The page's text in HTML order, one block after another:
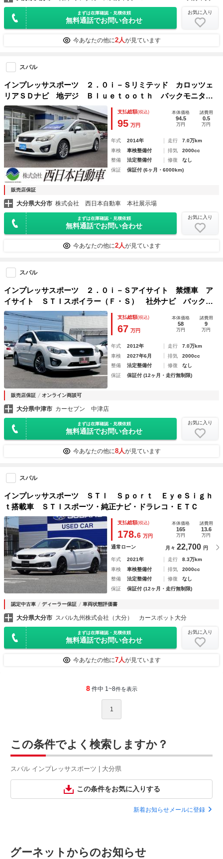
まずは在庫確認・見積依頼
無料通話でお問い合わせ
お気に入り
今あなたの他に2人が見ています
スバル
インプレッサスポーツ ２．０ｉ－Ｓリミテッド カロッツェ
リアＳＤナビ 地デジ Ｂｌｕｅｔｏｏｔｈ バックモニタ
ー 革巻きハンドル クルーズコントロール パドルシフト
前席パワーシート アイドリングストップ ＨＩＤ ＥＴＣ
純正１７ＡＷ
支払総額(税込)
95 万円
本体価格
94.5
万円
諸費用
0.5
万円
年式 2014年 走行
7.0万km
車検
車検整備付 排気
2000cc
整備
法定整備付 修復
なし
保証
保証付 (6ヶ月・6000km)
販売店保証
大分県大分市 株式会社 西日本自動車 本社展示場
まずは在庫確認・見積依頼
無料通話でお問い合わせ
お気に入り
今あなたの他に2人が見ています
スバル
インプレッサスポーツ ２．０ｉ－Ｓアイサイト 禁煙車 ア
イサイト ＳＴＩスポイラー（Ｆ・Ｓ） 社外ナビ バックカ
メラ Ｂｌｕｅｔｏｏｔｈ パドルシフト フォグランプ レ
ーダークルーズコントロール ＥＴＣ パワーシート １７イ
ンチ純正ホイール
支払総額(税込)
67 万円
本体価格
58
万円
諸費用
9
万円
年式 2012年 走行
7.0万km
車検
2027年6月 排気
2000cc
整備
法定整備付 修復
なし
保証
保証付 (12ヶ月・走行無制限)
販売店保証 オンライン商談可
大分県中津市 カーセブン 中津店
まずは在庫確認・見積依頼
無料通話でお問い合わせ
お気に入り
今あなたの他に8人が見ています
スバル
インプレッサスポーツ ＳＴＩ Ｓｐｏｒｔ ＥｙｅＳｉｇｈ
ｔ搭載車 ＳＴＩスポーツ・純正ナビ・ドラレコ・ＥＴＣ
支払総額(税込)
178.6 万円
本体価格
165
万円
諸費用
13.6
万円
通常ローン 月々 22,700 円
年式 2021年 走行
8.3万km
車検
車検整備付 排気
2000cc
整備
法定整備付 修復
なし
保証
保証付 (12ヶ月・走行無制限)
認定中古車 ディーラー保証 車両状態評価書
大分県大分市 スバル九州株式会社（大分） カースポット大分
まずは在庫確認・見積依頼
無料通話でお問い合わせ
お気に入り
今あなたの他に7人が見ています
8 件中 1~8件を表示
1
この条件でよく検索しますか？
スバル インプレッサスポーツ | 大分県
この条件をお気に入りする
新着お知らせメールに登録
グーネットからのお知らせ